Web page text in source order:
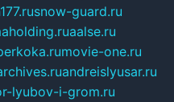
snow-guard.ru
aalse.ru
movie-one.ru
andreislyusar.ru
lyubov-i-grom.ru